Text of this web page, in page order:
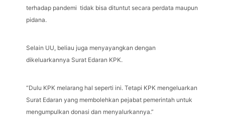
terhadap pandemi tidak bisa dituntut secara perdata maupun
pidana.
Selain UU, beliau juga menyayangkan dengan
dikeluarkannya Surat Edaran KPK.
“Dulu KPK melarang hal seperti ini. Tetapi KPK mengeluarkan
Surat Edaran yang membolehkan pejabat pemerintah untuk
mengumpulkan donasi dan menyalurkannya.”